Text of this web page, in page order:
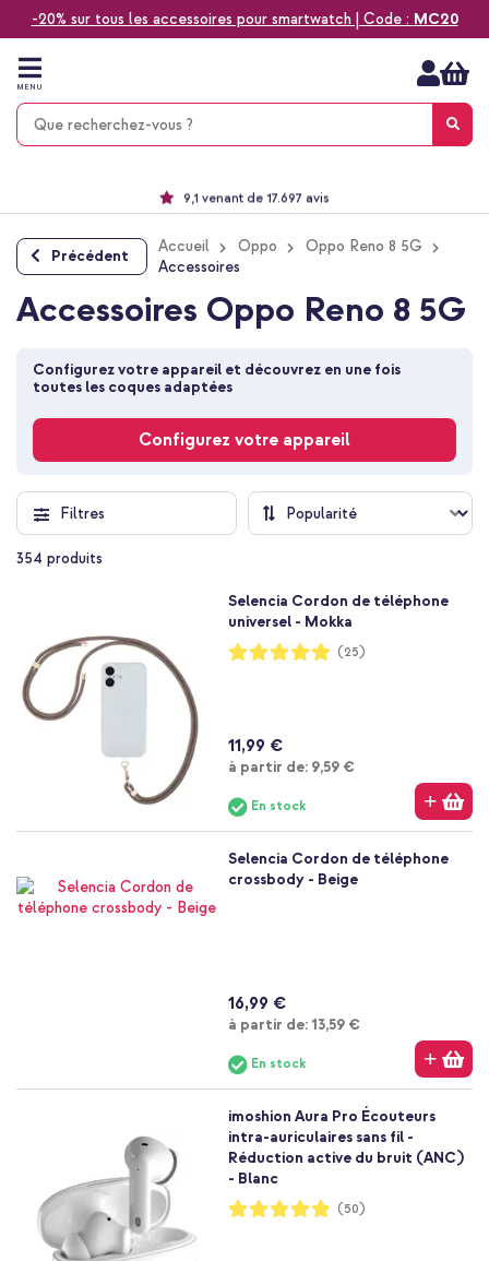
-20% sur tous les accessoires pour smartwatch | Code : MC20
Aller
contenu
MENU
Choisissez entre la livraison à domicile, rapide ou en point relais
9,1 venant de 17.697 avis
Précédent
Accueil Oppo
Oppo Reno 8 5G
Accessoires
Accessoires Oppo Reno 8 5G
Configurez votre appareil et découvrez en une fois
toutes les coques adaptées
Configurez votre appareil
Filtres
354 produits
Selencia Cordon de téléphone
universel - Mokka
Notation:
99%
(25)
11,99 €
à partir de: À partir de
9,59 €
En stock
Selencia Cordon de téléphone
crossbody - Beige
16,99 €
à partir de: À partir de
13,59 €
En stock
imoshion Aura Pro Écouteurs
intra-auriculaires sans fil -
Réduction active du bruit (ANC)
- Blanc
Notation:
97%
(50)